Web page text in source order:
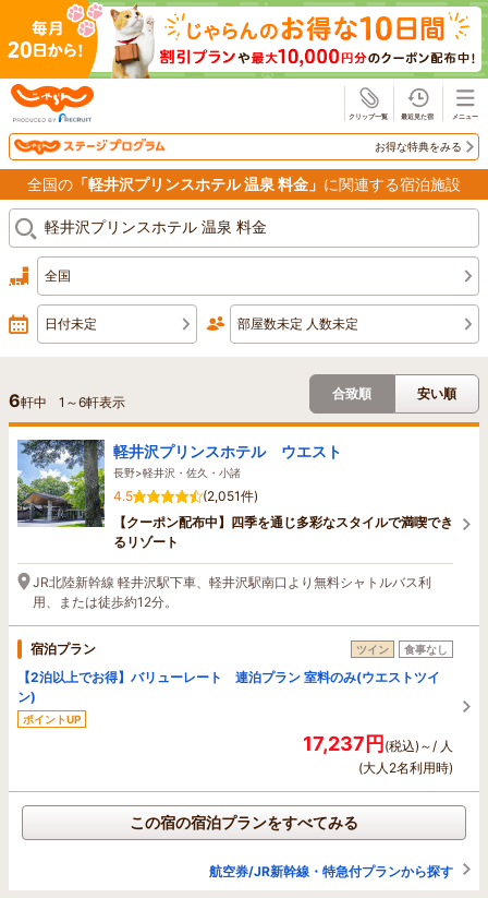
お得な特典をみる
全国の 「軽井沢プリンスホテル 温泉 料金」 に関連する宿泊施設
全国
日付未定 部屋数未定 人数未定
6軒中 1 ～6軒表示
合致順 安い順
軽井沢プリンスホテル ウエスト
長野>軽井沢・佐久・小諸
4.5
(2,051件)
【クーポン配布中】四季を通じ多彩なスタイルで満喫でき
るリゾート
JR北陸新幹線 軽井沢駅下車、軽井沢駅南口より無料シャトルバス利
用、または徒歩約12分。
宿泊プラン ツイン 食事なし
【2泊以上でお得】バリューレート 連泊プラン 室料のみ(ウエストツイ
ン)
ポイントUP
17,237円(税込)～/ 人
(大人2名利用時)
この宿の宿泊プランをすべてみる
航空券/JR新幹線・特急付プランから探す